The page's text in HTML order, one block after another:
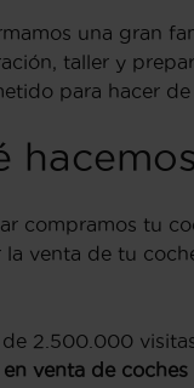
una gran
taller y
para hacer
compramos tu
la venta de tu
2.500.000
venta de coches